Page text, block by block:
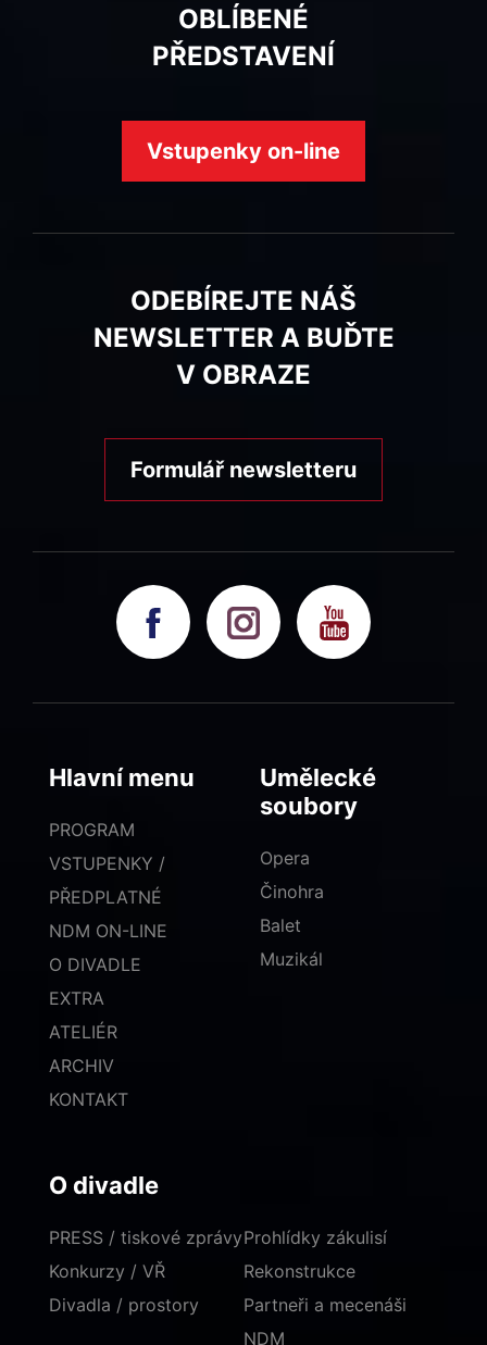
OBLÍBENÉ
PŘEDSTAVENÍ
Vstupenky on-line
ODEBÍREJTE NÁŠ
NEWSLETTER A BUĎTE
V OBRAZE
Formulář newsletteru
Hlavní menu
PROGRAM
VSTUPENKY /
PŘEDPLATNÉ
NDM ON-LINE
O DIVADLE
EXTRA
ATELIÉR
ARCHIV
KONTAKT
Umělecké
soubory
Opera
Činohra
Balet
Muzikál
O divadle
PRESS / tiskové zprávy
Konkurzy / VŘ
Divadla / prostory
Prohlídky zákulisí
Rekonstrukce
Partneři a mecenáši
NDM